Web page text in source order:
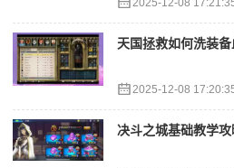
2025-12-08
天国拯救如何洗装
2025-12-08
决斗之城基础教学